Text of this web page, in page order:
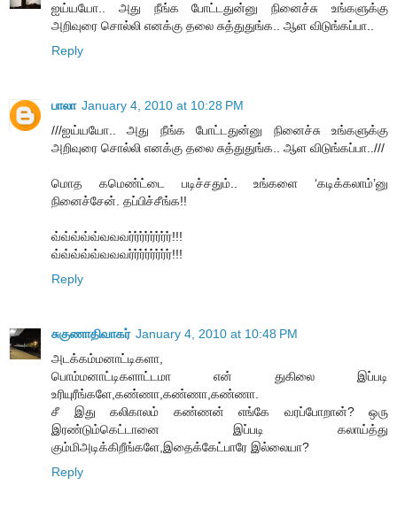
ஐய்யயோ.. அது நீங்க போட்டதுன்னு நினைச்சு உங்களுக்கு
அறிவுரை சொல்லி எனக்கு தலை சுத்துதுங்க.. ஆள விடுங்கப்பா..
Reply
பாலா January 4, 2010 at 10:28 PM
///ஐய்யயோ.. அது நீங்க போட்டதுன்னு நினைச்சு உங்களுக்கு
அறிவுரை சொல்லி எனக்கு தலை சுத்துதுங்க.. ஆள விடுங்கப்பா..///
மொத கமெண்ட்டை படிச்சதும்.. உங்களை ‘கடிக்கலாம்’னு
நினைச்சேன். தப்பிச்சீங்க!!
வ்வ்வ்வ்வ்வவவர்ர்ர்ர்ர்ர்ர்ர்!!!
வ்வ்வ்வ்வ்வவவர்ர்ர்ர்ர்ர்ர்ர்!!!
Reply
சுகுணாதிவாகர் January 4, 2010 at 10:48 PM
அடக்கம்மனாட்டிகளா,
பொம்மனாட்டிகளாட்டமா என் துகிலை இப்படி
உரியுரீங்களே,கண்ணா,கண்ணா,கண்ணா.
சீ இது கலிகாலம் கண்ணன் எங்கே வரப்போறான்? ஒரு
இரண்டும்கெட்டானை இப்படி கலாய்த்து
கும்மிஅடிக்கிறீங்களே,இதைக்கேட்பாரே இல்லையா?
Reply